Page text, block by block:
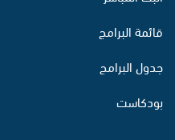
قائمة البرامج
جدول البرامج
بودكاست